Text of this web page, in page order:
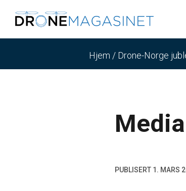
Hjem / Drone-Norge
PUBLISERT 1. MARS